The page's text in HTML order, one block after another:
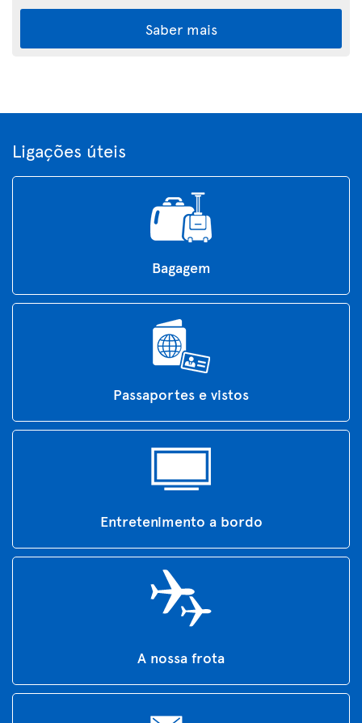
Saber mais
Ligações úteis
Bagagem
Passaportes e vistos
Entretenimento a bordo
A nossa frota